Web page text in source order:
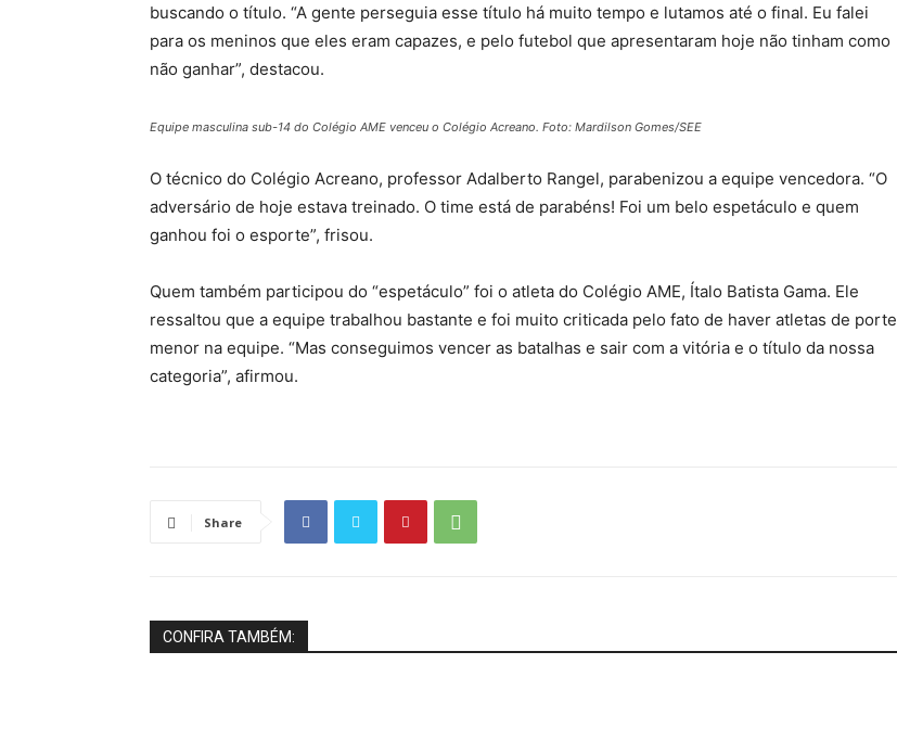
buscando o título. “A gente perseguia esse título há muito tempo e lutamos até o final. Eu falei
para os meninos que eles eram capazes, e pelo futebol que apresentaram hoje não tinham como
não ganhar”, destacou.
Equipe masculina sub-14 do Colégio AME venceu o Colégio Acreano. Foto: Mardilson Gomes/SEE
O técnico do Colégio Acreano, professor Adalberto Rangel, parabenizou a equipe vencedora. “O
adversário de hoje estava treinado. O time está de parabéns! Foi um belo espetáculo e quem
ganhou foi o esporte”, frisou.
Quem também participou do “espetáculo” foi o atleta do Colégio AME, Ítalo Batista Gama. Ele
ressaltou que a equipe trabalhou bastante e foi muito criticada pelo fato de haver atletas de porte
menor na equipe. “Mas conseguimos vencer as batalhas e sair com a vitória e o título da nossa
categoria”, afirmou.
Share
CONFIRA TAMBÉM: